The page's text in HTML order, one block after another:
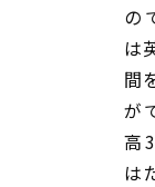
の
は
間
が
高
は